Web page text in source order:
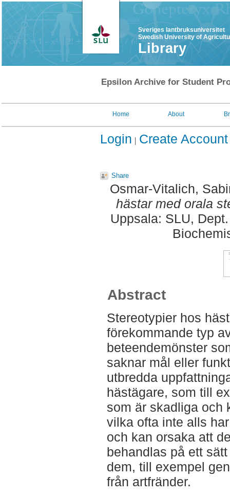
Sveriges lantbruksuniversitet
Swedish University of
Library
Epsilon Archive for Student
Home About
Login Create Account
Share
Osmar-Vitalich,
hästar med orala
Uppsala: SLU,
Abstract
Stereotypier hos
förekommande typ
beteendemönster
saknar mål eller
utbredda
hästägare, som till
som är skadliga och
vilka ofta inte alls
och kan orsaka att
behandlas på ett
dem, till exempel
från artfränder.